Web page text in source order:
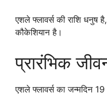
एशले फ्लावर्स की राशि धनुष
कौकेशियान है।
प्रारंभिक
एशले फ्लावर्स का जन्मदिन